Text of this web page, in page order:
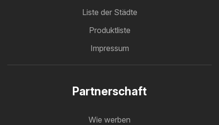
Liste der Städte
Produktliste
Impressum
Partnerschaft
Wie werben